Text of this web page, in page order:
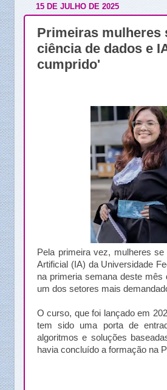
15 DE JULHO DE 2025
Primeiras mulheres
ciência de dados e
cumprido'
Pela primeira vez, mulheres
Artificial (IA) da Universidade
na primeria semana deste
um dos setores mais
O curso, que foi lançado em
tem sido uma porta de
algoritmos e soluções
havia concluído a formação na